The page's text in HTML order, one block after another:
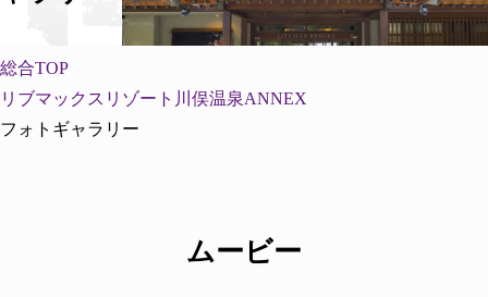
総合TOP
リブマックスリゾート川俣温泉ANNEX
フォトギャラリー
ムービー